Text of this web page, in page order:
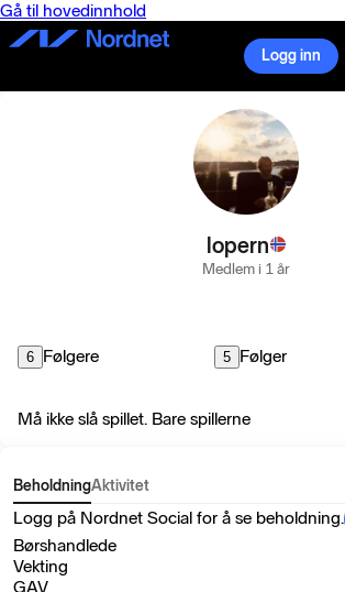
Gå til hovedinnhold
Logg inn
lopern
Medlem i 1 år
6 Følgere 5 Følger
Må ikke slå spillet. Bare spillerne
BeholdningAktivitet
Logg på Nordnet Social for å se beholdning.
Børshandlede
Vekting
GAV